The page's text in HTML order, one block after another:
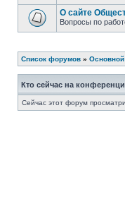
О сайте
Вопросы по
Список форумов »
Кто сейчас на
Сейчас этот форум